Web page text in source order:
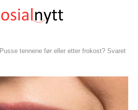
Pusse tennene før eller etter frokost? Svaret